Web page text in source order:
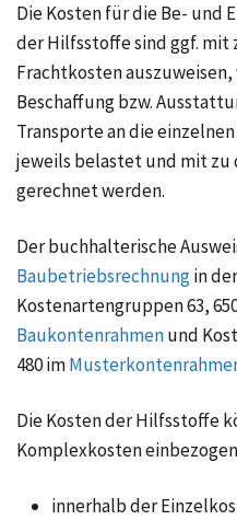
Die Kosten für die Be- und
der Hilfsstoffe sind ggf.
Frachtkosten
Beschaffung bzw.
Transporte an die
jeweils belastet und mit
gerechnet werden.
Der buchhalterische
Baubetriebsrechnungin
Kostenartengruppen 63,
Baukontenrahmenund
480 im
Die Kosten der Hilfsstoffe
Komplexkosten
innerhalb der